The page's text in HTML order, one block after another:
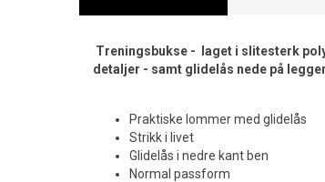
Treningsbukse - laget i slitesterk
detaljer - samt glidelås nede på
Praktiske lommer med glidelås
Strikk i livet
Glidelås i nedre kant ben
Normal passform